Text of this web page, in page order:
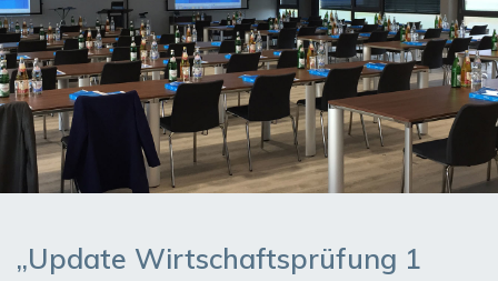
„Update Wirtschaftsprüfung 1